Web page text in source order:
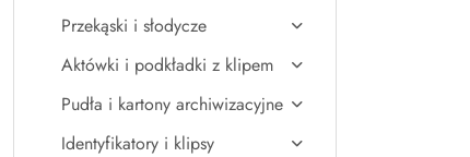
Przekąski i słodycze
Aktówki i podkładki z klipem
Pudła i kartony archiwizacyjne
Identyfikatory i klipsy